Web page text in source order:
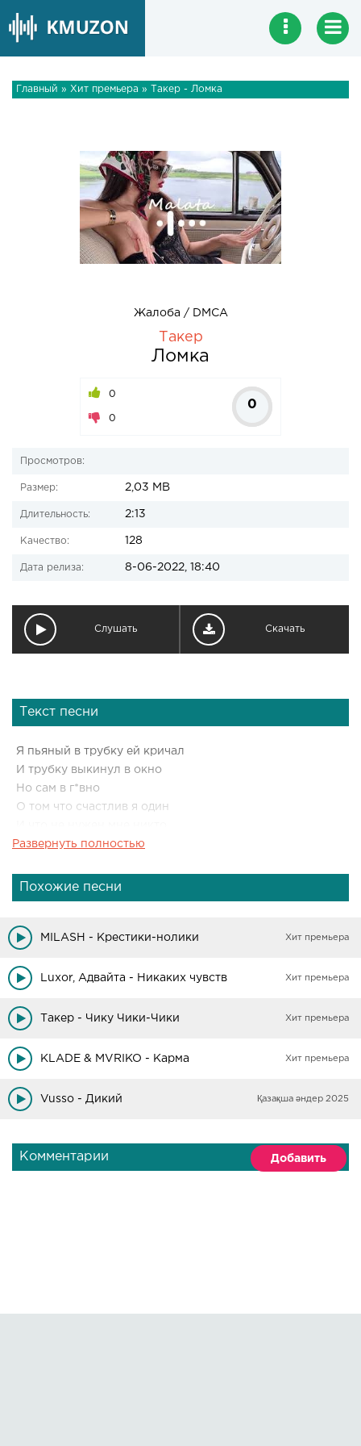
Главный » Хит премьера » Такер - Ломка
Жалоба / DMCA
Такер
Ломка
0
0
0
Просмотров:
Размер: 2,03 MB
Длительность: 2:13
Качество: 128
Дата релиза: 8-06-2022, 18:40
Слушать Скачать
Текст песни
Я пьяный в трубку ей кричал
И трубку выкинул в окно
Но сам в г*вно
О том что счастлив я один
Развернуть полностью
Похожие песни
MILASH - Крестики-нолики Хит премьера
Luxor, Адвайта - Никаких чувств Хит премьера
Такер - Чику Чики-Чики Хит премьера
KLADE & MVRIKO - Карма Хит премьера
Vusso - Дикий Қазақша әндер 2025
Комментарии Добавить